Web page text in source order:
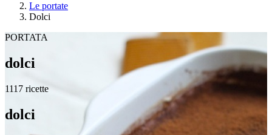
Le portate
Dolci
PORTATA
dolci
1117 ricette
dolci